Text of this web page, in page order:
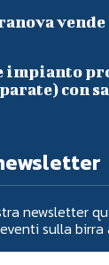
vende
impianto
con
newsletter
sulla birra